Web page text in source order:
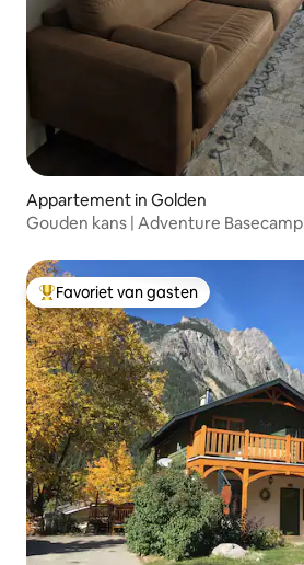
Appartement in Golden
Gouden kans | Adventure Basecamp
Topfavoriet van gasten
Favoriet van gasten